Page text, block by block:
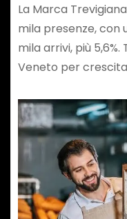
La Marca
mila presenze, con
mila arrivi, più
Veneto per